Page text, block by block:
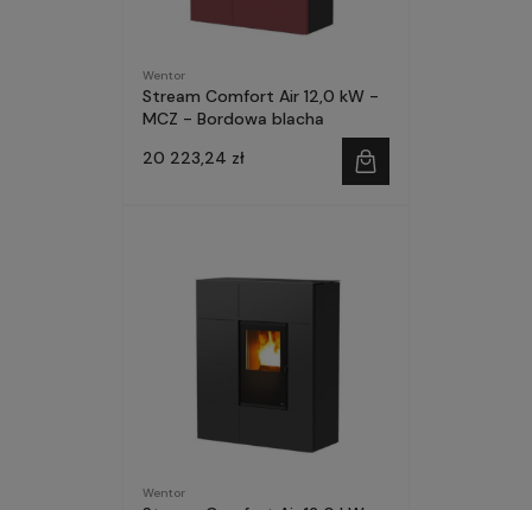
Wentor
Stream Comfort Air 12,0 kW -
MCZ - Bordowa blacha
20 223,24 zł
Wentor